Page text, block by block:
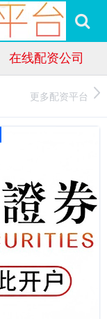
在线配资公司
更多配资平台